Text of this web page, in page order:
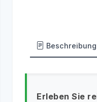
Beschreibung
Erleben Sie